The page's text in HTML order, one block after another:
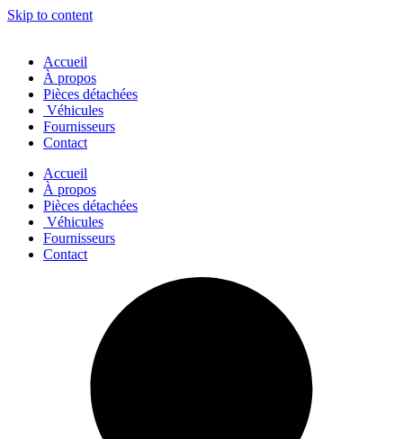
Skip to content
Accueil
À propos
Pièces détachées
Véhicules
Fournisseurs
Contact
Accueil
À propos
Pièces détachées
Véhicules
Fournisseurs
Contact